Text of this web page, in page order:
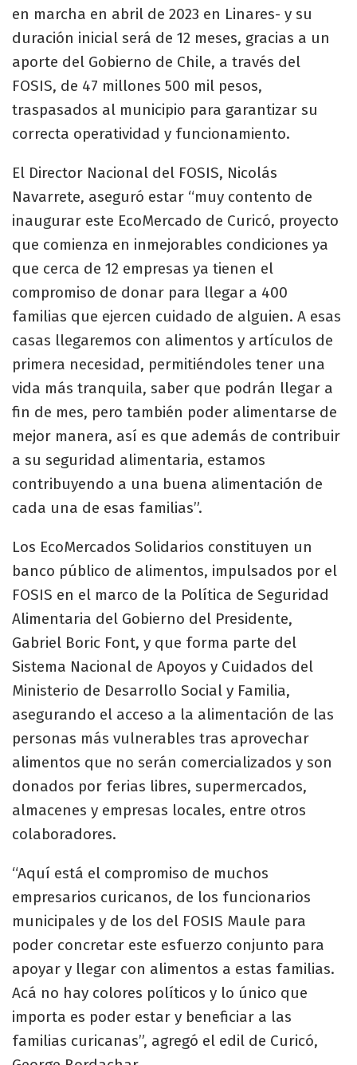
en marcha en abril de 2023 en Linares- y su
duración inicial será de 12 meses, gracias a un
aporte del Gobierno de Chile, a través del
FOSIS, de 47 millones 500 mil pesos,
traspasados al municipio para garantizar su
correcta operatividad y funcionamiento.
El Director Nacional del FOSIS, Nicolás
Navarrete, aseguró estar “muy contento de
inaugurar este EcoMercado de Curicó, proyecto
que comienza en inmejorables condiciones ya
que cerca de 12 empresas ya tienen el
compromiso de donar para llegar a 400
familias que ejercen cuidado de alguien. A esas
casas llegaremos con alimentos y artículos de
primera necesidad, permitiéndoles tener una
vida más tranquila, saber que podrán llegar a
fin de mes, pero también poder alimentarse de
mejor manera, así es que además de contribuir
a su seguridad alimentaria, estamos
contribuyendo a una buena alimentación de
cada una de esas familias”.
Los EcoMercados Solidarios constituyen un
banco público de alimentos, impulsados por el
FOSIS en el marco de la Política de Seguridad
Alimentaria del Gobierno del Presidente,
Gabriel Boric Font, y que forma parte del
Sistema Nacional de Apoyos y Cuidados del
Ministerio de Desarrollo Social y Familia,
asegurando el acceso a la alimentación de las
personas más vulnerables tras aprovechar
alimentos que no serán comercializados y son
donados por ferias libres, supermercados,
almacenes y empresas locales, entre otros
colaboradores.
“Aquí está el compromiso de muchos
empresarios curicanos, de los funcionarios
municipales y de los del FOSIS Maule para
poder concretar este esfuerzo conjunto para
apoyar y llegar con alimentos a estas familias.
Acá no hay colores políticos y lo único que
importa es poder estar y beneficiar a las
familias curicanas”, agregó el edil de Curicó,